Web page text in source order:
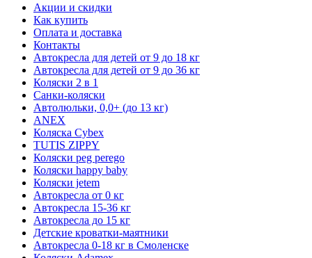
Акции и скидки
Как купить
Оплата и доставка
Контакты
Автокресла для детей от 9 до 18 кг
Автокресла для детей от 9 до 36 кг
Коляски 2 в 1
Санки-коляски
Автолюльки, 0,0+ (до 13 кг)
ANEX
Коляска Cybex
TUTIS ZIPPY
Коляски peg perego
Коляски happy baby
Коляски jetem
Автокресла от 0 кг
Автокресла 15-36 кг
Автокресла до 15 кг
Детские кроватки-маятники
Автокресла 0-18 кг в Смоленске